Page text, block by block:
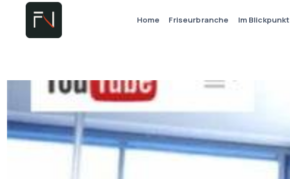
springen
Home Friseurbranche Im Blickpunkt